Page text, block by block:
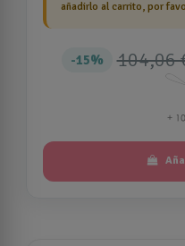
añadirlo al carrito, por
15% 104,06